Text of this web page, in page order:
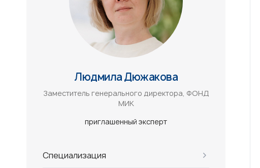
Людмила Дюжакова
Заместитель генерального директора, ФОНД
МИК
приглашенный эксперт
Специализация